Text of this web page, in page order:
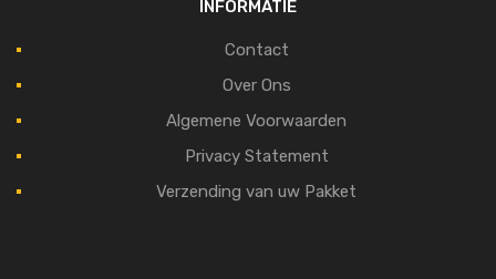
INFORMATIE
Contact
Over Ons
Algemene Voorwaarden
Privacy Statement
Verzending van uw Pakket